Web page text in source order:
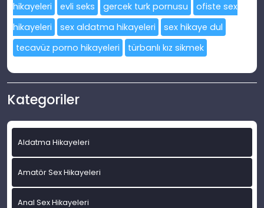
hikayeleri
evli seks gercek turk pornusu
ofiste sex
hikayeleri
sex aldatma hikayeleri
sex hikaye dul
tecavüz porno hikayeleri
türbanlı kız sikmek
Kategoriler
Aldatma Hikayeleri
Amatör Sex Hikayeleri
Anal Sex Hikayeleri